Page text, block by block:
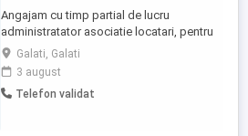
Angajam cu timp partial de lucru
administratator asociatie locatari, pentru
un imobil care cuprinde un numar de 40
apartamente si 120 (membri asociatie /
locatari).
Galati, Galati
3 august
Telefon validat